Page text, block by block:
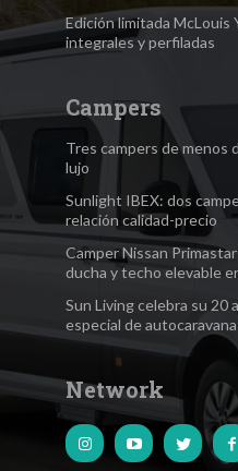
Edición limitada McLouis
integrales y perfiladas
Campers
Tres campers de menos
lujo
Sunlight IBEX: dos
relación calidad-precio
Camper Nissan
ducha y techo elevable
Sun Living celebra su 20
especial de
Network